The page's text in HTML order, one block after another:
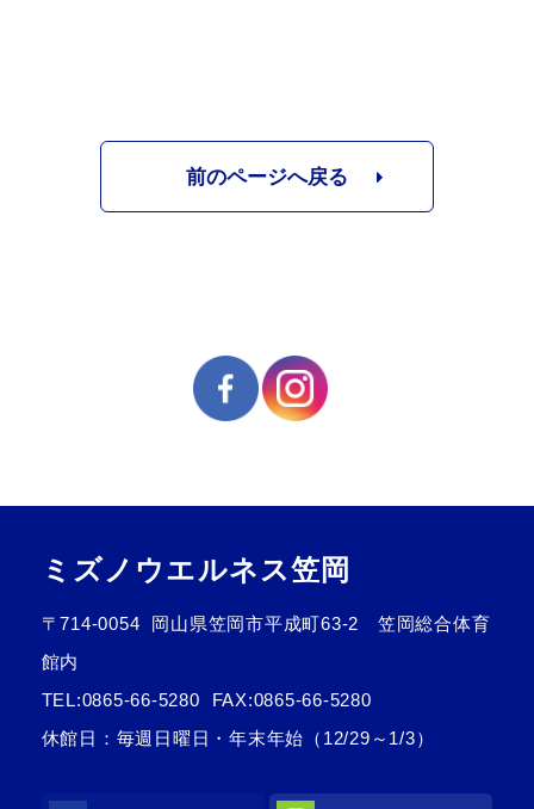
前のページへ戻る
ミズノウエルネス笠岡
〒714-0054
岡山県笠岡市平成町63-2 笠岡総合体育
館内
TEL:0865-66-5280
FAX:0865-66-5280
休館日：毎週日曜日・年末年始（12/29～1/3）